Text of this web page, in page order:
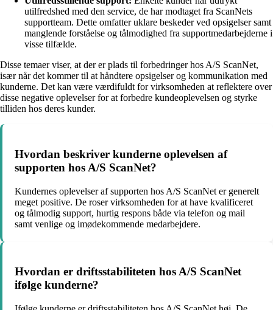
utilfredshed med den service, de har modtaget fra ScanNets
supportteam. Dette omfatter uklare beskeder ved opsigelser samt
manglende forståelse og tålmodighed fra supportmedarbejderne i
visse tilfælde.
Disse temaer viser, at der er plads til forbedringer hos A/S ScanNet,
især når det kommer til at håndtere opsigelser og kommunikation med
kunderne. Det kan være værdifuldt for virksomheden at reflektere over
disse negative oplevelser for at forbedre kundeoplevelsen og styrke
tilliden hos deres kunder.
Hvordan beskriver kunderne oplevelsen af
supporten hos A/S ScanNet?
Kundernes oplevelser af supporten hos A/S ScanNet er generelt
meget positive. De roser virksomheden for at have kvalificeret
og tålmodig support, hurtig respons både via telefon og mail
samt venlige og imødekommende medarbejdere.
Hvordan er driftsstabiliteten hos A/S ScanNet
ifølge kunderne?